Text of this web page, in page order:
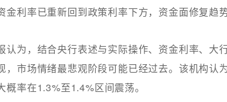
金利率已重新回到政策利率下方，资金面修复趋
认为，结合央行表述与实际操作、资金利率、大
，市场情绪最悲观阶段可能已经过去。该机构认
概率在1.3%至1.4%区间震荡。